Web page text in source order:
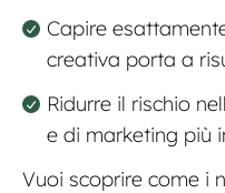
Capire
creativa porta a
Ridurre il rischio
e di marketing più
Vuoi scoprire come i